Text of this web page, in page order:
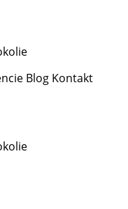
Blog Kontakt